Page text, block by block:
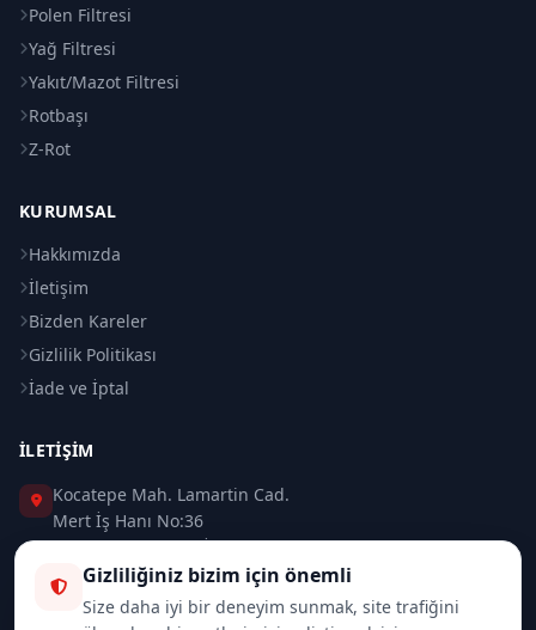
Polen Filtresi
Yağ Filtresi
Yakıt/Mazot Filtresi
Rotbaşı
Z-Rot
KURUMSAL
Hakkımızda
İletişim
Bizden Kareler
Gizlilik Politikası
İade ve İptal
İLETIŞIM
Kocatepe Mah. Lamartin Cad.
Mert İş Hanı No:36
Taksim / Beyoğlu / İSTANBUL
0 (212) 235 37 83
Gizliliğiniz bizim için önemli
Size daha iyi bir deneyim sunmak, site trafiğini